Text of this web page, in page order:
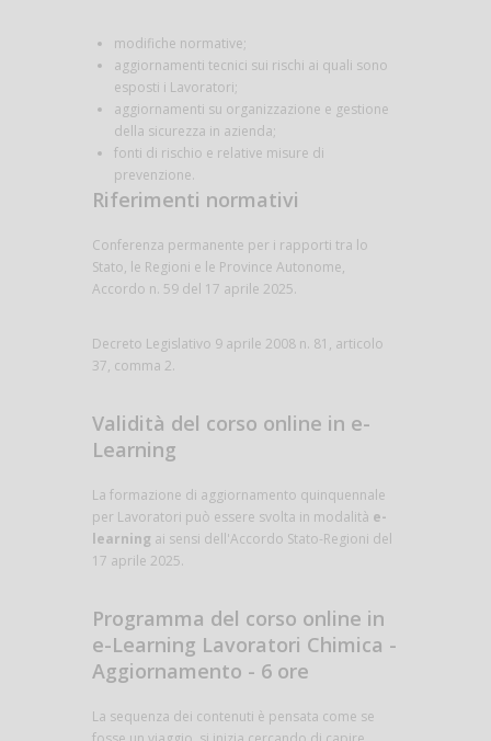
modifiche normative;
aggiornamenti tecnici sui rischi ai quali sono
esposti i Lavoratori;
aggiornamenti su organizzazione e gestione
della sicurezza in azienda;
fonti di rischio e relative misure di
prevenzione.
Riferimenti normativi
Conferenza permanente per i rapporti tra lo
Stato, le Regioni e le Province Autonome,
Accordo n. 59 del 17 aprile 2025.
Decreto Legislativo 9 aprile 2008 n. 81, articolo
37, comma 2.
Validità del corso online in e-
Learning
La formazione di aggiornamento quinquennale
per Lavoratori può essere svolta in modalità e-
learning ai sensi dell'Accordo Stato-Regioni del
17 aprile 2025.
Programma del corso online in
e-Learning Lavoratori Chimica -
Aggiornamento - 6 ore
La sequenza dei contenuti è pensata come se